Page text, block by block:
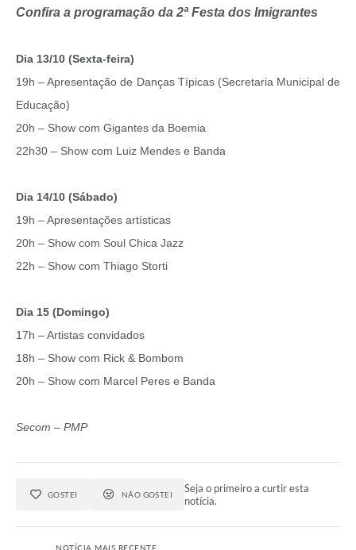
Confira a programação da 2ª Festa dos Imigrantes
Dia 13/10 (Sexta-feira)
19h – Apresentação de Danças Típicas (Secretaria Municipal de
Educação)
20h – Show com Gigantes da Boemia
22h30 – Show com Luiz Mendes e Banda
Dia 14/10 (Sábado)
19h – Apresentações artísticas
20h – Show com Soul Chica Jazz
22h – Show com Thiago Storti
Dia 15 (Domingo)
17h – Artistas convidados
18h – Show com Rick & Bombom
20h – Show com Marcel Peres e Banda
Secom – PMP
GOSTEI NÃO GOSTEI
Seja o primeiro a curtir esta
notícia.
NOTÍCIA MAIS RECENTE